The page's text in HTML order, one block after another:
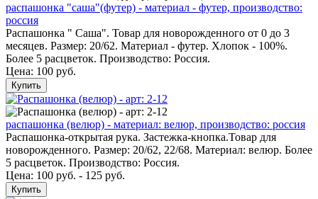
распашонка "саша"(футер) - материал - футер, производство:
россия
Распашонка " Саша". Товар для новорожденного от 0 до 3
месяцев. Размер: 20/62. Материал - футер. Хлопок - 100%.
Более 5 расцветок. Производство: Россия.
Цена: 100 руб.
Купить
распашонка (велюр) - материал: велюр, производство: россия
Распашонка-открытая рука. Застежка-кнопка.Товар для
новорожденного. Размер: 20/62, 22/68. Материал: велюр. Более
5 расцветок. Производство: Россия.
Цена: 100 руб. - 125 руб.
Купить